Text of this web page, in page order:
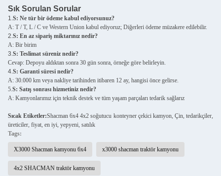
Sık Sorulan Sorular
1. S: Ne tür bir ödeme kabul ediyorsunuz?
A: T / T, L / C ve Western Union kabul ediyoruz; Diğerleri ödeme müzakere edilebilir.
2. S: En az sipariş miktarınız nedir?
A: Bir birim
3. S: Teslimat süreniz nedir?
Cevap: Depoyu aldıktan sonra 30 gün sonra, örneğe göre belirleyin.
4. S: Garanti süresi nedir?
A: 30.000 km veya nakliye tarihinden itibaren 12 ay, hangisi önce gelirse.
5. S: Satış sonrası hizmetiniz nedir?
A: Kamyonlarımız için teknik destek ve tüm yaşam parçaları tedarik sağlarız
Sıcak Etiketler:Shacman 6x4 4x2 soğutucu konteyner çekici kamyon, Çin, tedarikçiler,
üreticiler, fiyat, en iyi, yepyeni, satılık
Tags:
X3000 Shacman kamyonu 6x4 x3000 shacman traktör kamyonu
4x2 SHACMAN traktör kamyonu